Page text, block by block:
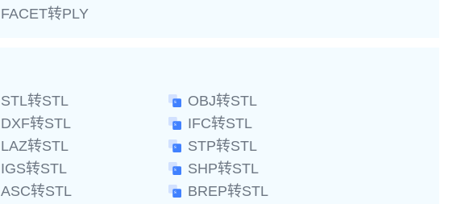
FACET转PLY
STL转STL
OBJ转STL
DXF转STL
IFC转STL
LAZ转STL
STP转STL
IGS转STL
SHP转STL
ASC转STL
BREP转STL